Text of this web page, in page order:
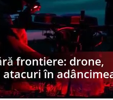
proiect
HOUSE